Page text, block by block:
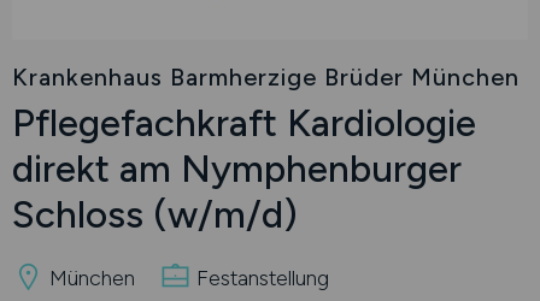
Krankenhaus Barmherzige Brüder München
Pflegefachkraft Kardiologie
direkt am Nymphenburger
Schloss (w/m/d)
München
Festanstellung